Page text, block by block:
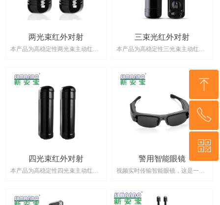
独创的现场语音阻吓和提醒功能，
使用户的损失减小到最小。配合红
气探测器、紧急按钮等配件，广泛
的应用于家庭、工厂、学校、商
全不受侵害。
较常用的紧急报警系统。
两光束红外对射
本产品为高稳定性两光束主动红外
域遮断全部红外线时发出报警信
号。当有非法入侵时即报警。防雨
淋结构，除具有防拆、防剪线功能
具有很好的防范作用。红外对射产
品适合家庭住宅区、楼盘别墅、厂
房、商场、仓库、写字楼等场所的
三束光红外对射
本产品为高稳定性三光束主动红外
分析处理技术。当盗贼进入防范区
域遮断全部红外线时发出报警信
淋结构，除具有防拆、防剪线功能
外有效防止入侵者采用破坏手段，
具有很好的防范作用。红外对射产
品适合家庭住宅区、楼盘别墅、厂
四光束红外对射
本产品为高稳定性四光束主动红外
域遮断全部红外线时发出报警信
警用智能眼镜
视频实时传输智能眼镜，这是一款
视频实时无 线传输功能于一体的智
能眼镜，解决现高执法记录仪体积
ꁸ
回到顶部
ꂅ
18926061469
ꀥ